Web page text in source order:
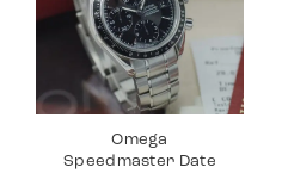
Omega
Speedmaster Date